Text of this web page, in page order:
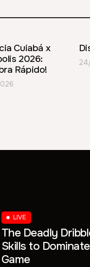
Cuiabá x
2026:
Rápido!
LIVE
The Deadly
Skills to
Game